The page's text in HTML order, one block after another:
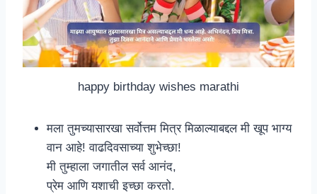
happy birthday wishes marathi
मला तुमच्यासारखा सर्वोत्तम मित्र मिळाल्याबद्दल मी खूप भाग्य
वान आहे! वाढदिवसाच्या शुभेच्छा!
मी तुम्हाला जगातील सर्व आनंद,
प्रेम आणि यशाची इच्छा करतो.